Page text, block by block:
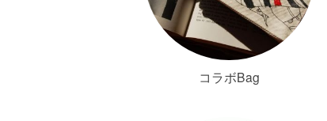
コラボBag